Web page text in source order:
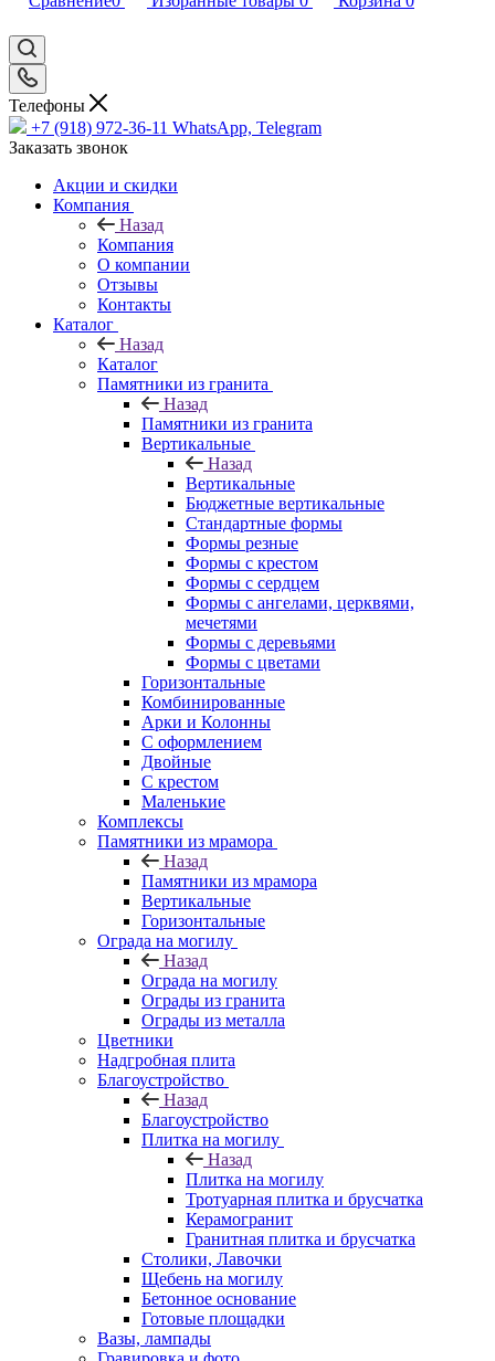
Телефоны
+7 (918) 972-36-11 WhatsApp, Telegram
Заказать звонок
Акции и скидки
Компания
Назад
Компания
О компании
Отзывы
Контакты
Каталог
Назад
Каталог
Памятники из гранита
Назад
Памятники из гранита
Вертикальные
Назад
Вертикальные
Бюджетные вертикальные
Стандартные формы
Формы резные
Формы с крестом
Формы с сердцем
Формы с ангелами, церквями,
мечетями
Формы с деревьями
Формы с цветами
Горизонтальные
Комбинированные
Арки и Колонны
С оформлением
Двойные
С крестом
Маленькие
Комплексы
Памятники из мрамора
Назад
Памятники из мрамора
Вертикальные
Горизонтальные
Ограда на могилу
Назад
Ограда на могилу
Ограды из гранита
Ограды из металла
Цветники
Надгробная плита
Благоустройство
Назад
Благоустройство
Плитка на могилу
Назад
Плитка на могилу
Тротуарная плитка и брусчатка
Керамогранит
Гранитная плитка и брусчатка
Столики, Лавочки
Щебень на могилу
Бетонное основание
Готовые площадки
Вазы, лампады